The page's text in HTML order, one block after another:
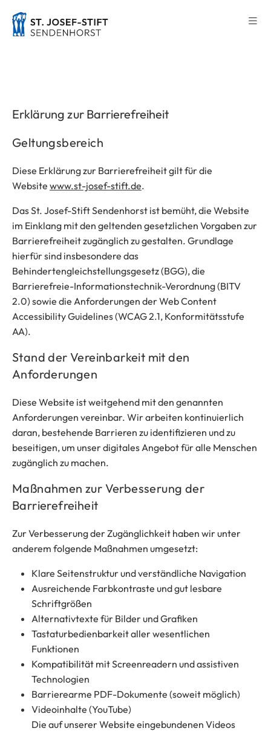
Erklärung zur Barrierefreiheit
Geltungsbereich
Diese Erklärung zur Barrierefreiheit gilt für die
Website www.st-josef-stift.de.
Das St. Josef-Stift Sendenhorst ist bemüht, die Website
im Einklang mit den geltenden gesetzlichen Vorgaben zur
Barrierefreiheit zugänglich zu gestalten. Grundlage
hierfür sind insbesondere das
Behindertengleichstellungsgesetz (BGG), die
Barrierefreie-Informationstechnik-Verordnung (BITV
2.0) sowie die Anforderungen der Web Content
Accessibility Guidelines (WCAG 2.1, Konformitätsstufe
AA).
Stand der Vereinbarkeit mit den
Anforderungen
Diese Website ist weitgehend mit den genannten
Anforderungen vereinbar. Wir arbeiten kontinuierlich
daran, bestehende Barrieren zu identifizieren und zu
beseitigen, um unser digitales Angebot für alle Menschen
zugänglich zu machen.
Maßnahmen zur Verbesserung der
Barrierefreiheit
Zur Verbesserung der Zugänglichkeit haben wir unter
anderem folgende Maßnahmen umgesetzt:
Klare Seitenstruktur und verständliche Navigation
Ausreichende Farbkontraste und gut lesbare
Schriftgrößen
Alternativtexte für Bilder und Grafiken
Tastaturbedienbarkeit aller wesentlichen
Funktionen
Kompatibilität mit Screenreadern und assistiven
Technologien
Barrierearme PDF-Dokumente (soweit möglich)
Videoinhalte (YouTube)
Die auf unserer Website eingebundenen Videos